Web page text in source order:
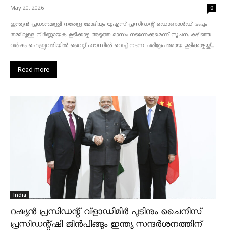
May 20, 2026 0
ഇന്ത്യൻ പ്രധാനമന്ത്രി നരേന്ദ്ര മോദിയും യുഎസ് പ്രസിഡന്റ് ഡൊണാൾഡ് ട്രംപും
തമ്മിലുള്ള നിർണ്ണായക കൂടിക്കാഴ്ച അടുത്ത മാസം നടന്നേക്കുമെന്ന് സൂചന. കഴിഞ്ഞ
വർഷം ഫെബ്രുവരിയിൽ വൈറ്റ് ഹൗസിൽ വെച്ച് നടന്ന ചരിത്രപരമായ കൂടിക്കാഴ്ചയ്ക്ക്...
Read more
India
റഷ്യൻ പ്രസിഡന്റ് വ്‌ളാഡിമിർ പുടിനും ചൈനീസ്
പ്രസിഡന്റ്ഷി ജിൻപിങ്ങും ഇന്ത്യ സന്ദർശനത്തിന്